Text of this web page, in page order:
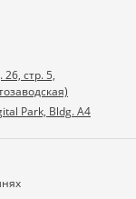
стр. 5,
Park, Bldg. A4